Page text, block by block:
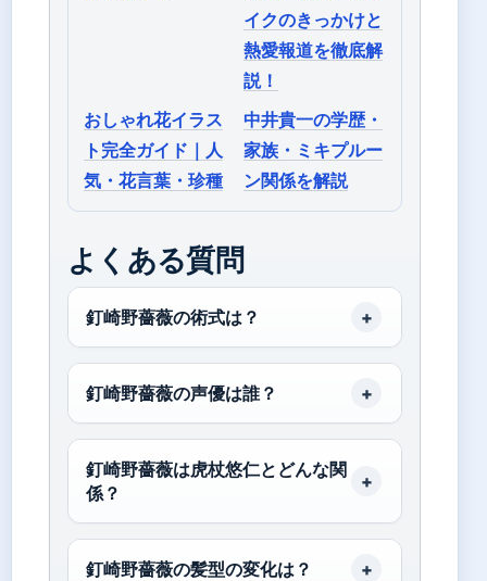
イクのきっかけと
熱愛報道を徹底解
説！
おしゃれ花イラス
ト完全ガイド｜人
気・花言葉・珍種
中井貴一の学歴・
家族・ミキプルー
ン関係を解説
よくある質問
釘崎野薔薇の術式は？
釘崎野薔薇の声優は誰？
釘崎野薔薇は虎杖悠仁とどんな関
係？
釘崎野薔薇の髪型の変化は？